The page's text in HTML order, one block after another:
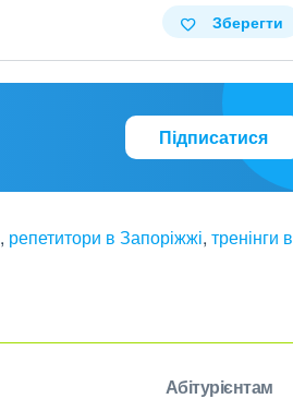
Зберегти
Підписатися
, репетитори в Запоріжжі, тренінги в
Абітурієнтам